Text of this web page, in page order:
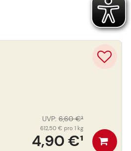
4,90 €¹
UVP: 6,60 €³
612,50 € pro 1 kg